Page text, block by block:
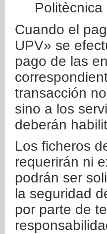
Cuando el
UPV» se
pago de las
transacción
sino a los
deberán
Los ficheros
requerirán ni
podrán ser
la seguridad
por parte de